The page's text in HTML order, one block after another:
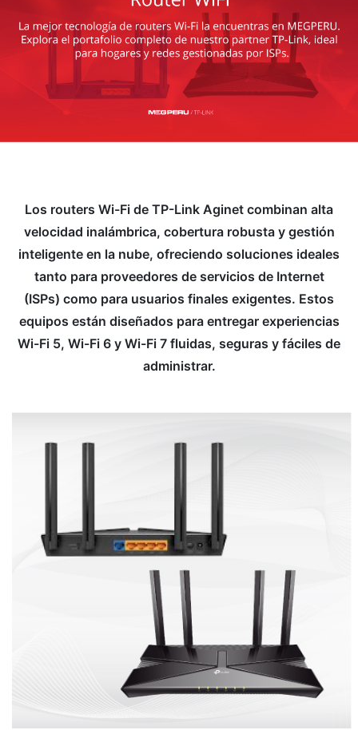
Los routers Wi-Fi de TP-Link Aginet combinan alta
velocidad inalámbrica, cobertura robusta y gestión
inteligente en la nube, ofreciendo soluciones ideales
tanto para proveedores de servicios de Internet
(ISPs) como para usuarios finales exigentes. Estos
equipos están diseñados para entregar experiencias
Wi-Fi 5, Wi-Fi 6 y Wi-Fi 7 fluidas, seguras y fáciles de
administrar.